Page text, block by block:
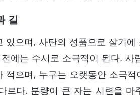
길
있으며, 사탄의 성품으로 살기
에는 수시로 소극적이 된다.
으며, 누구는 오랫동안 소극
르다. 분량이 큰 자는 시련을